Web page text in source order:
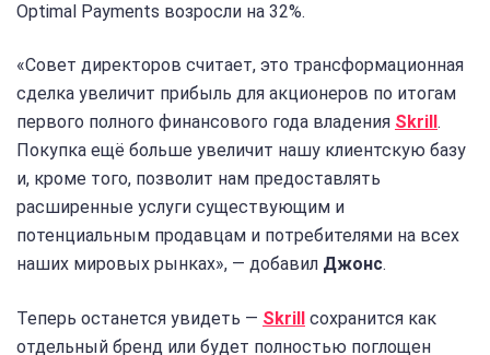
Optimal Payments возросли на 32%.
«Совет директоров считает, это трансформационная
сделка увеличит прибыль для акционеров по итогам
первого полного финансового года владения Skrill .
Покупка ещё больше увеличит нашу клиентскую базу
и, кроме того, позволит нам предоставлять
расширенные услуги существующим и
потенциальным продавцам и потребителями на всех
наших мировых рынках», — добавил Джонс.
Теперь останется увидеть — Skrill сохранится как
отдельный бренд или будет полностью поглощен